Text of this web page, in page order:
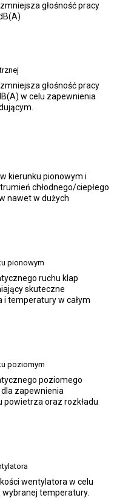
głośność pracy
głośność pracy
w celu zapewnienia
kierunku pionowym i
chłodnego/ciepłego
nawet w dużych
pionowym
ruchu klap
skuteczne
temperatury w całym
poziomym
poziomego
zapewnienia
powietrza oraz rozkładu
wentylatora w celu
temperatury.